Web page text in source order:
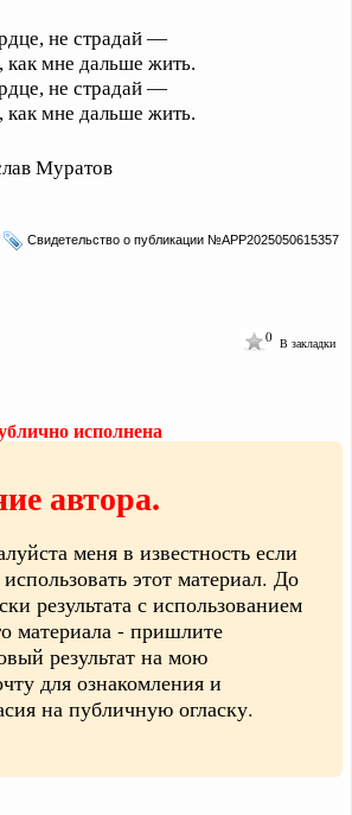
не страдай —
как мне дальше жить.
не страдай —
как мне дальше жить.
Муратов
Свидетельство о публикации №APP2025050615357
В закладки
0
исполнена
автора.
меня в известность если
этот материал. До
результата с использованием
материала - пришлите
результат на мою
для ознакомления и
на публичную огласку.